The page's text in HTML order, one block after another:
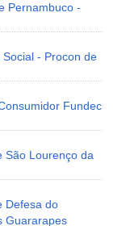
Pernambuco -
- Procon de
Fundec
São Lourenço da
Defesa do
Guararapes